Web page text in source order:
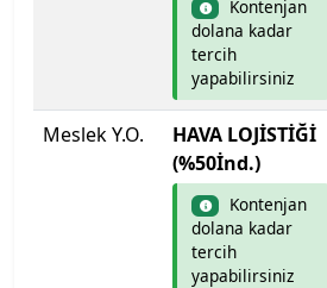
Kontenjan
dolana kadar
tercih
yapabilirsiniz
Meslek Y.O.
HAVA LOJİSTİĞİ
(%50İnd.)
Kontenjan
dolana kadar
tercih
yapabilirsiniz